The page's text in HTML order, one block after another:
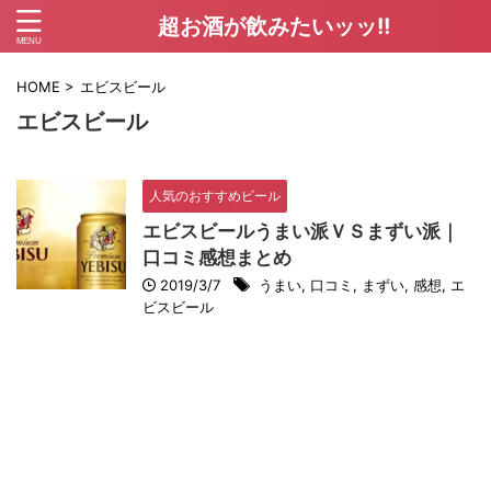
超お酒が飲みたいッッ!!
HOME > エビスビール
エビスビール
人気のおすすめビール
エビスビールうまい派ＶＳまずい派｜
口コミ感想まとめ
2019/3/7 うまい, 口コミ , まずい, 感想, エ
ビスビール